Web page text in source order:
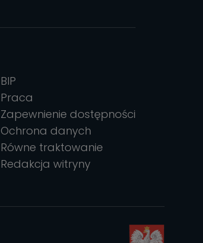
BIP
Praca
Zapewnienie dostępności
Ochrona danych
Równe traktowanie
Redakcja witryny